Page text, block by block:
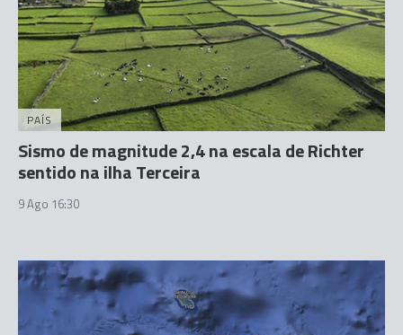
PAÍS
Sismo de magnitude 2,4 na escala de Richter
sentido na ilha Terceira
9 Ago 16:30